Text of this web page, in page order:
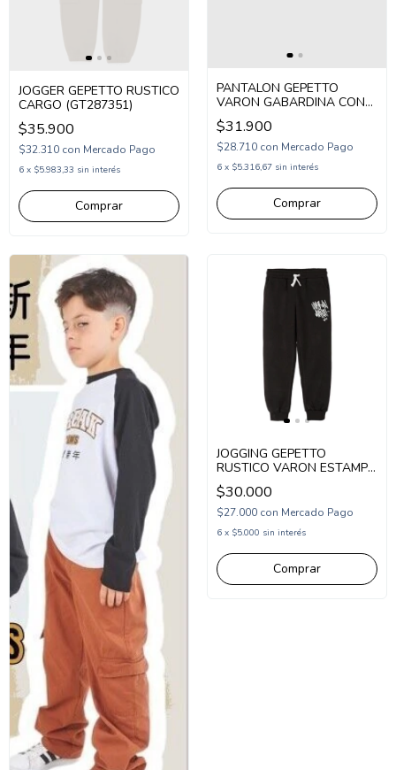
JOGGER GEPETTO RUSTICO
CARGO (GT287351)
$35.900
$32.310 con Mercado Pago
6 x $5.983,33 sin interés
Comprar
PANTALON GEPETTO
VARON GABARDINA CON
CORTE CHINO (GT273103)
$31.900
$28.710 con Mercado Pago
6 x $5.316,67 sin interés
Comprar
JOGGING GEPETTO
RUSTICO VARON ESTAMPA
URBAN (GT267350)
$30.000
$27.000 con Mercado Pago
6 x $5.000 sin interés
Comprar